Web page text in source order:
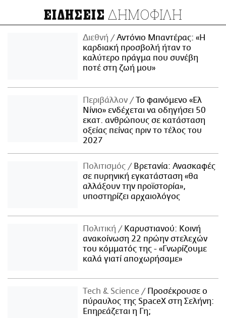
ΕΙΔΗΣΕΙΣ ΔΗΜΟΦΙΛΗ
Διεθνή
Αντόνιο Μπαντέρας: «Η
καρδιακή προσβολή ήταν το
καλύτερο πράγμα που συνέβη
ποτέ στη ζωή μου»
Περιβάλλον
Το φαινόμενο «Ελ
Νίνιο» ενδέχεται να οδηγήσει 50
εκατ. ανθρώπους σε κατάσταση
οξείας πείνας πριν το τέλος του
2027
Πολιτισμός
Βρετανία: Ανασκαφές
σε πυρηνική εγκατάσταση «θα
αλλάξουν την προϊστορία»,
υποστηρίζει αρχαιολόγος
Πολιτική
Καρυστιανού: Κοινή
ανακοίνωση 22 πρώην στελεχών
του κόμματός της - «Γνωρίζουμε
καλά γιατί αποχωρήσαμε»
Τech & Science
Προσέκρουσε ο
πύραυλος της SpaceX στη Σελήνη:
Επηρεάζεται η Γη;